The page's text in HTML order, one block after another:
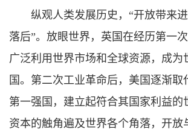
纵观人类发展历史，“开放带来
落后”。放眼世界，英国在经历第一次
广泛利用世界市场和全球资源，成为
国。第二次工业革命后，美国逐渐取
第一强国，建立起符合其国家利益的
资本的触角遍及世界各个角落，开放